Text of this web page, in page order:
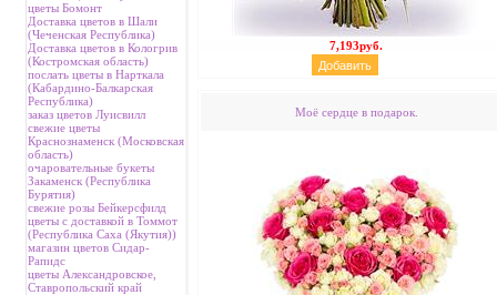
цветы Бомонт
Доставка цветов в Шали
(Чеченская Республика)
Доставка цветов в Кологрив
(Костромская область)
послать цветы в Нарткала
(Кабардино-Балкарская
Республика)
заказ цветов Луисвилл
свежие цветы
Краснознаменск (Московская
область)
очаровательные букеты
Закаменск (Республика
Бурятия)
свежие розы Бейкерсфилд
цветы с доставкой в Томмот
(Республика Саха (Якутия))
магазин цветов Сидар-
Рапидс
цветы Александровское,
Ставропольский край
7,193руб.
Моё сердце в подарок.